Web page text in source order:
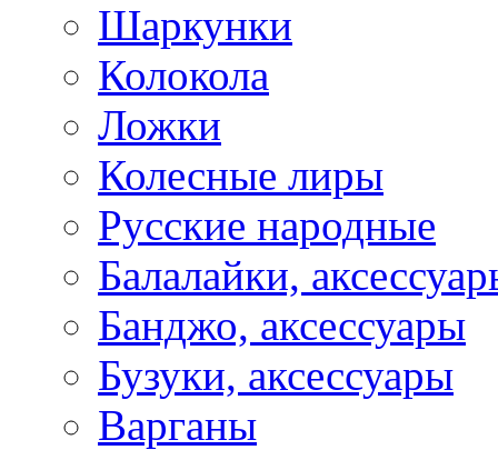
Шаркунки
Колокола
Ложки
Колесные лиры
Русские народные
Балалайки,
Банджо, аксессуары
Бузуки, аксессуары
Варганы